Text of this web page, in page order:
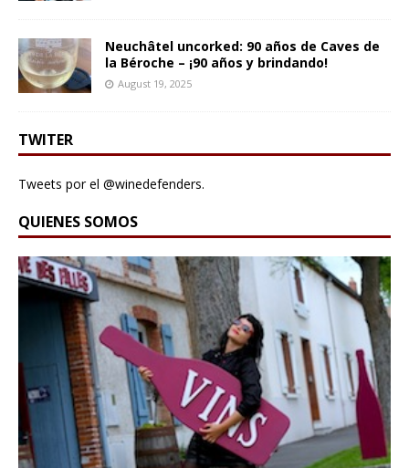
Neuchâtel uncorked: 90 años de Caves de
la Béroche – ¡90 años y brindando!
August 19, 2025
TWITER
Tweets por el @winedefenders.
QUIENES SOMOS